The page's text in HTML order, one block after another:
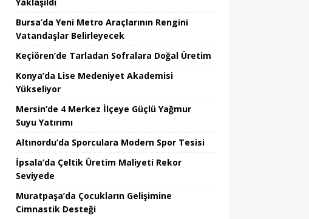
Bursa’da Yeni Metro Araçlarının Rengini
Vatandaşlar Belirleyecek
Keçiören’de Tarladan Sofralara Doğal Üretim
Konya’da Lise Medeniyet Akademisi
Yükseliyor
Mersin’de 4 Merkez İlçeye Güçlü Yağmur
Suyu Yatırımı
Altınordu’da Sporculara Modern Spor Tesisi
İpsala’da Çeltik Üretim Maliyeti Rekor
Seviyede
Muratpaşa’da Çocukların Gelişimine
Cimnastik Desteği